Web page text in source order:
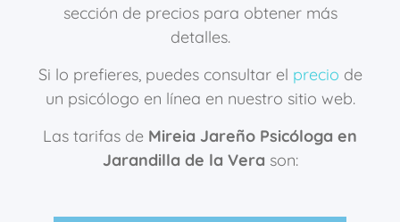
sección de precios para obtener más
detalles.
Si lo prefieres, puedes consultar el precio de
un psicólogo en línea en nuestro sitio web.
Las tarifas de Mireia Jareño Psicóloga en
Jarandilla de la Vera son: